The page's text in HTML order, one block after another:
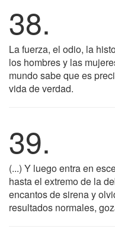
38.
La fuerza, el odio, la
los hombres y las
mundo sabe que es
vida de verdad.
39.
(...) Y luego entra en
hasta el extremo de la
encantos de sirena y
resultados normales,